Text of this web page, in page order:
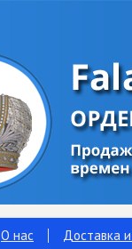
О нас Доставка